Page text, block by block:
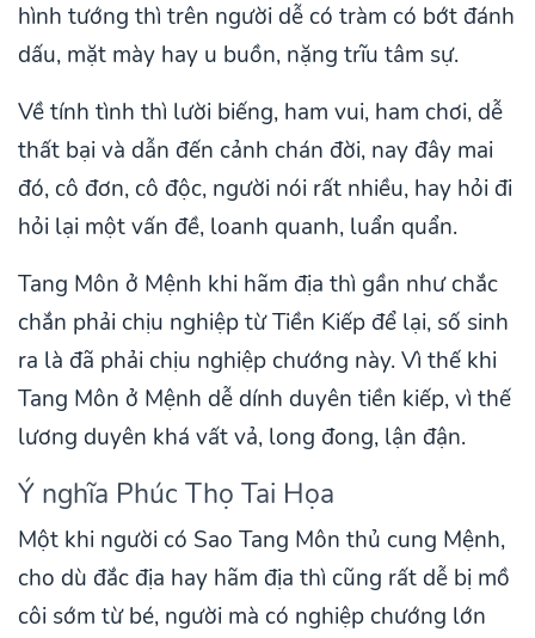
hình tướng thì trên người dễ có tràm có bớt đánh
dấu, mặt mày hay u buồn, nặng trĩu tâm sự.
Về tính tình thì lười biếng, ham vui, ham chơi, dễ
thất bại và dẫn đến cảnh chán đời, nay đây mai
đó, cô đơn, cô độc, người nói rất nhiều, hay hỏi đi
hỏi lại một vấn đề, loanh quanh, luẩn quẩn.
Tang Môn ở Mệnh khi hãm địa thì gần như chắc
chắn phải chịu nghiệp từ Tiền Kiếp để lại, số sinh
ra là đã phải chịu nghiệp chướng này. Vì thế khi
Tang Môn ở Mệnh dễ dính duyên tiền kiếp, vì thế
lương duyên khá vất vả, long đong, lận đận.
Ý nghĩa Phúc Thọ Tai Họa
Một khi người có Sao Tang Môn thủ cung Mệnh,
cho dù đắc địa hay hãm địa thì cũng rất dễ bị mồ
côi sớm từ bé, người mà có nghiệp chướng lớn